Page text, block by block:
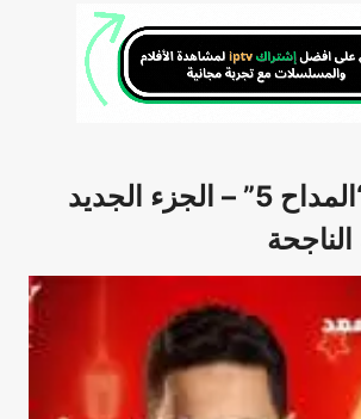
4. مسلسل “المداح 5” – الجزء الجديد